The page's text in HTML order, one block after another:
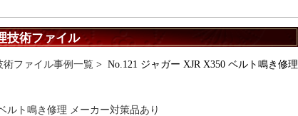
技術ファイル
術ファイル事例一覧> No.121 ジャガー XJR X350 ベルト鳴き修理
ルト鳴き修理 メーカー対策品あり